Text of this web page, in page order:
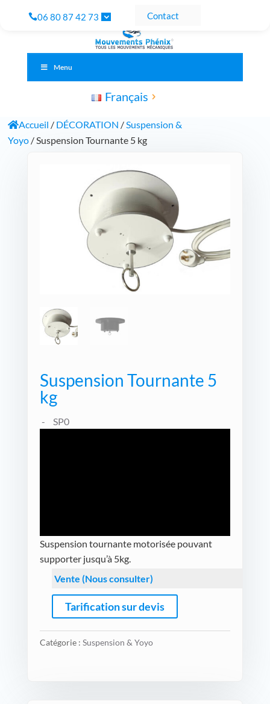
06 80 87 42 73 Contact
Menu
Français
Accueil / DÉCORATION /Suspension &
Yoyo/ Suspension Tournante 5 kg
Suspension Tournante 5
kg
SP0
Suspension tournante motorisée pouvant
supporter jusqu’à 5kg.
Vente (Nous consulter)
Tarification sur devis
Catégorie : Suspension & Yoyo